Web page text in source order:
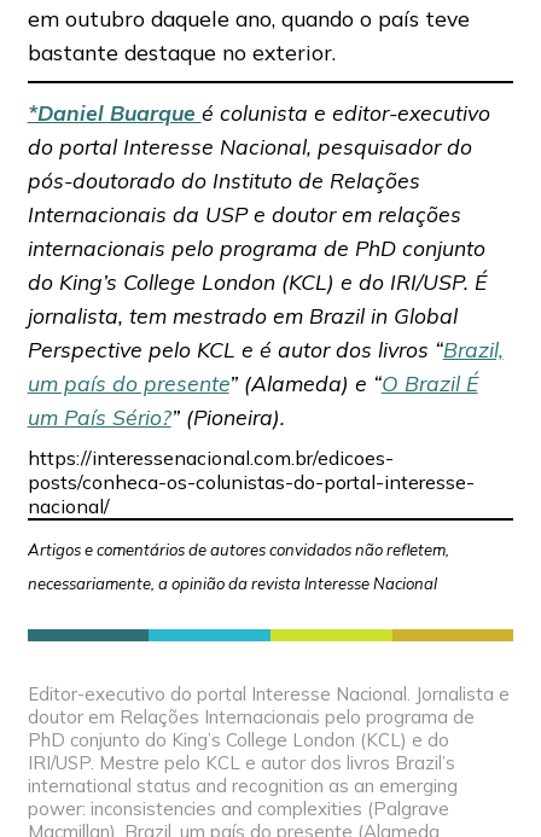
em outubro daquele ano, quando o país teve
bastante destaque no exterior.
*Daniel Buarque é colunista e editor-executivo
do portal Interesse Nacional, pesquisador do
pós-doutorado do Instituto de Relações
Internacionais da USP e doutor em relações
internacionais pelo programa de PhD conjunto
do King’s College London (KCL) e do IRI/USP. É
jornalista, tem mestrado em Brazil in Global
Perspective pelo KCL e é autor dos livros “Brazil,
um país do presente” (Alameda) e “O Brazil É
um País Sério?” (Pioneira).
https://interessenacional.com.br/edicoes-
posts/conheca-os-colunistas-do-portal-interesse-
nacional/
Artigos e comentários de autores convidados não refletem,
necessariamente, a opinião da revista Interesse Nacional
Editor-executivo do portal Interesse Nacional. Jornalista e
doutor em Relações Internacionais pelo programa de
PhD conjunto do King’s College London (KCL) e do
IRI/USP. Mestre pelo KCL e autor dos livros Brazil’s
international status and recognition as an emerging
power: inconsistencies and complexities (Palgrave
Macmillan), Brazil, um país do presente (Alameda